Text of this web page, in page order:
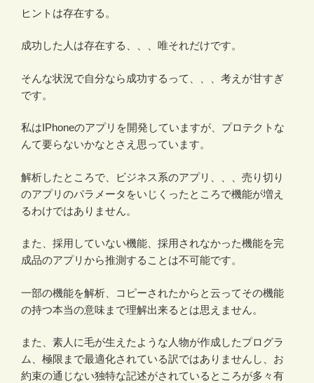
ヒントは存在する。
成功した人は存在する、、、唯それだけです。
そんな状況で自分なら成功するって、、、考えが甘すぎ
です。
私はIPhoneのアプリを開発していますが、プロテクトな
んて要らないかなとさえ思っています。
解析したところで、ビジネス系のアプリ、、、売り切り
のアプリのパラメータをいじくったところで機能が増え
るわけではありません。
また、採用していない機能、採用されなかった機能を完
成品のアプリから推測することは不可能です。
一部の機能を解析、コピーされたからと云ってその機能
の持つ本当の意味まで理解出来るとは思えません。
また、素人に毛が生えたような人物が作成したプログラ
ム、極限まで最適化されている訳ではありませんし、お
約束の通じない独特な記述がされているところが多々有